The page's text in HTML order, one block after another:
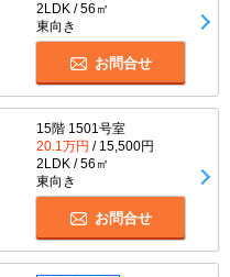
2LDK / 56㎡
東向き
お問合せ
15階 1501号室
20.1万円 / 15,500円
2LDK / 56㎡
東向き
お問合せ